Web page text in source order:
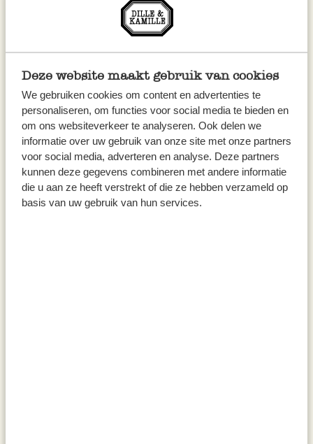
Deze website maakt gebruik van cookies
We gebruiken cookies om content en advertenties te
personaliseren, om functies voor social media te bieden en
om ons websiteverkeer te analyseren. Ook delen we
informatie over uw gebruik van onze site met onze partners
voor social media, adverteren en analyse. Deze partners
kunnen deze gegevens combineren met andere informatie
die u aan ze heeft verstrekt of die ze hebben verzameld op
basis van uw gebruik van hun services.
Donderdag
Heerlijke madeleines